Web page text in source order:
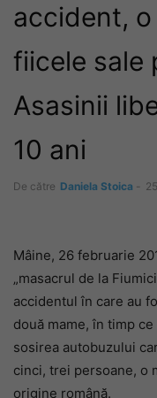
accident,
fiicele sale
Asasinii
10 ani
De către Daniela Stoica -
Mâine, 26 februarie
„masacrul de la
accidentul în care au
două mame, în timp
sosirea autobuzului
cinci, trei persoane, o
origine română.